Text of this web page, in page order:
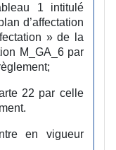
1 intitulé
d’affectation
» de la
M_GA_6 par
22 par celle
en vigueur